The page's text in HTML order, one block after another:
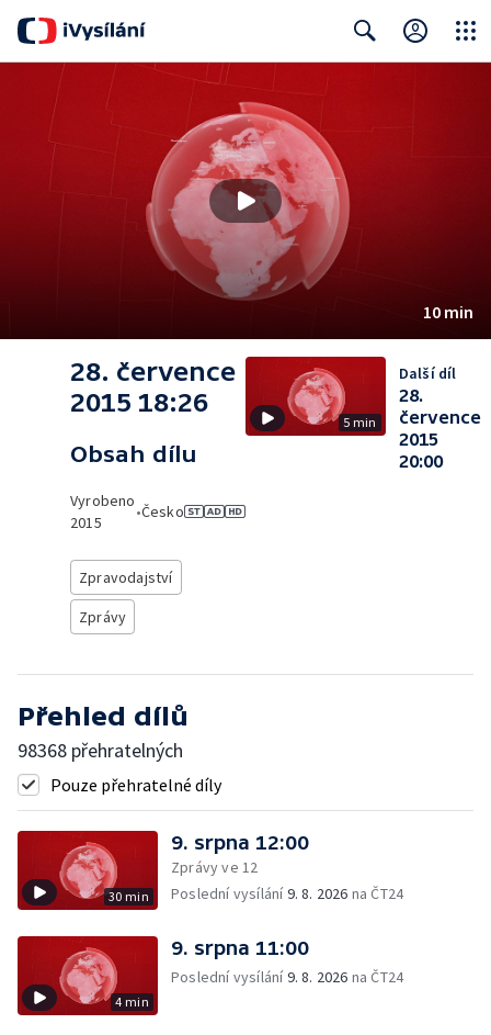
10 min
28. července
2015 18:26
Obsah dílu
Vyrobeno
2015
•Česko
Zpravodajství
Zprávy
5 min
Další díl
28.
července
2015
20:00
Přehled dílů
98368 přehratelných
Pouze přehratelné díly
30 min
9. srpna 12:00
Zprávy ve 12
Poslední vysílání9. 8. 2026 na ČT24
4 min
9. srpna 11:00
Poslední vysílání9. 8. 2026 na ČT24